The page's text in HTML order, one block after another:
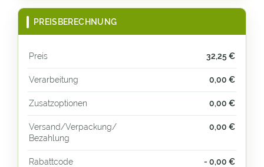
PREISBERECHNUNG
Preis 32,25€
Verarbeitung 0,00 €
Zusatzoptionen 0,00 €
Versand/Verpackung/
Bezahlung
0,00 €
Rabattcode - 0,00 €